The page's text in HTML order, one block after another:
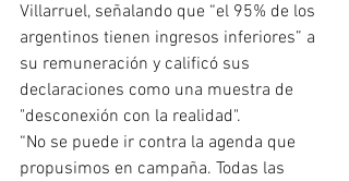
Villarruel, señalando que “el 95% de los
argentinos tienen ingresos inferiores” a
su remuneración y calificó sus
declaraciones como una muestra de
"desconexión con la realidad".
“No se puede ir contra la agenda que
propusimos en campaña. Todas las